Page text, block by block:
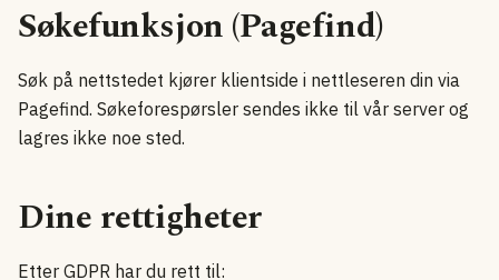
Søkefunksjon (Pagefind)
Søk på nettstedet kjører klientside i nettleseren din via
Pagefind. Søkeforespørsler sendes ikke til vår server og
lagres ikke noe sted.
Dine rettigheter
Etter GDPR har du rett til: